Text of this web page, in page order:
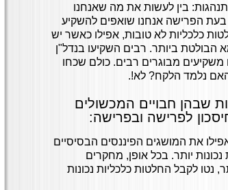
בין לעשות את מה שאנחנו
בעת הפרישה אנחנו שואפים להשקיע
כלכליות לא טובות, אפילו כאשר יש
הבולטת ביותר. רבים השקיעו בנדל"ן
משקיעים מבוגרים רבים. כולם שכחו
האם נלמד הלקח? לא!.
שבהן חבויים המכשולים
לפרישה ובפרישה:
את המושגים הפיננסים הבסיסיים
יותר. בכל אופן, מחקרים
נטו לקבל החלטות כלכליות נכונות